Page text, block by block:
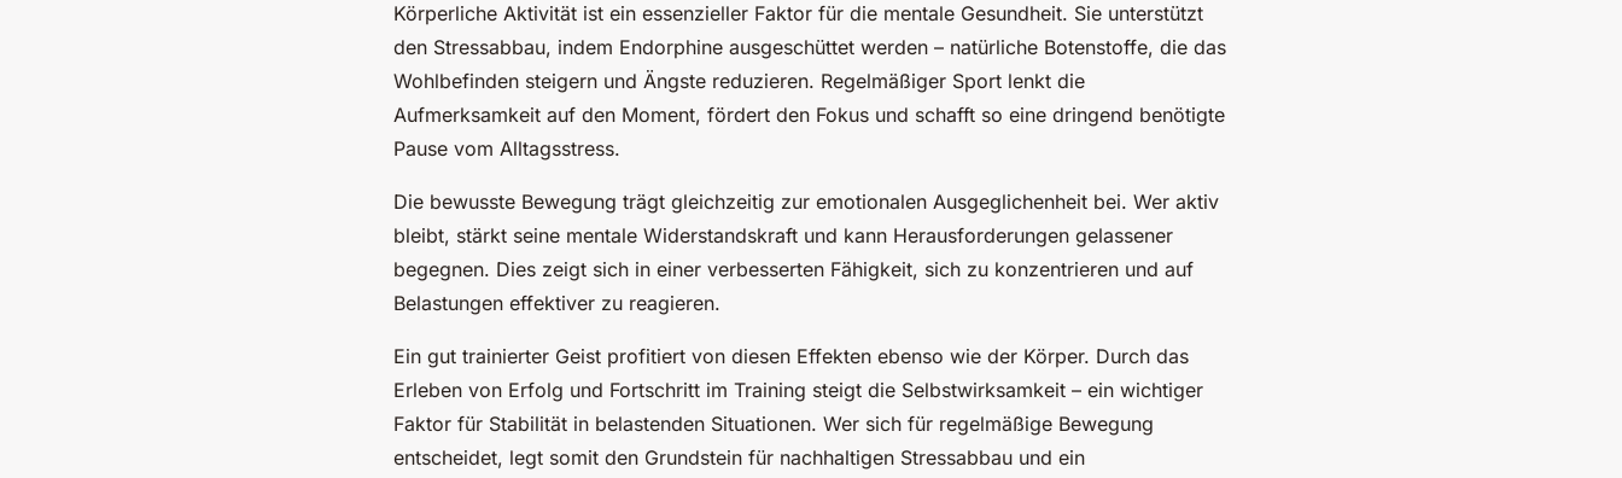
Körperliche Aktivität ist ein essenzieller Faktor für die mentale Gesundheit. Sie unterstützt
den Stressabbau, indem Endorphine ausgeschüttet werden – natürliche Botenstoffe, die das
Wohlbefinden steigern und Ängste reduzieren. Regelmäßiger Sport lenkt die
Aufmerksamkeit auf den Moment, fördert den Fokus und schafft so eine dringend benötigte
Pause vom Alltagsstress.
Die bewusste Bewegung trägt gleichzeitig zur emotionalen Ausgeglichenheit bei. Wer aktiv
bleibt, stärkt seine mentale Widerstandskraft und kann Herausforderungen gelassener
begegnen. Dies zeigt sich in einer verbesserten Fähigkeit, sich zu konzentrieren und auf
Belastungen effektiver zu reagieren.
Ein gut trainierter Geist profitiert von diesen Effekten ebenso wie der Körper. Durch das
Erleben von Erfolg und Fortschritt im Training steigt die Selbstwirksamkeit – ein wichtiger
Faktor für Stabilität in belastenden Situationen. Wer sich für regelmäßige Bewegung
entscheidet, legt somit den Grundstein für nachhaltigen Stressabbau und ein